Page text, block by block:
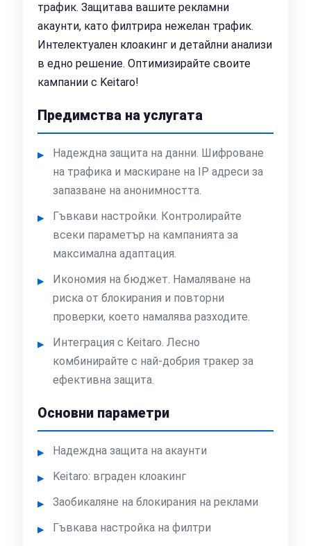
трафик. Защитава вашите рекламни
акаунти, като филтрира нежелан трафик.
Интелектуален клоакинг и детайлни анализи
в едно решение. Оптимизирайте своите
кампании с Keitaro!
Предимства на услугата
Надеждна защита на данни. Шифроване
на трафика и маскиране на IP адреси за
запазване на анонимността.
Гъвкави настройки. Контролирайте
всеки параметър на кампанията за
максимална адаптация.
Икономия на бюджет. Намаляване на
риска от блокирания и повторни
проверки, което намалява разходите.
Интеграция с Keitaro. Лесно
комбинирайте с най-добрия тракер за
ефективна защита.
Основни параметри
Надеждна защита на акаунти
Keitaro: вграден клоакинг
Заобикаляне на блокирания на реклами
Гъвкава настройка на филтри